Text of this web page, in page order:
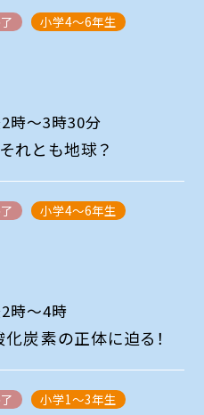
小学4～6年生
2時～3時30分
れとも地球？
小学4～6年生
時～4時
炭素の正体に迫る！
小学1～3年生